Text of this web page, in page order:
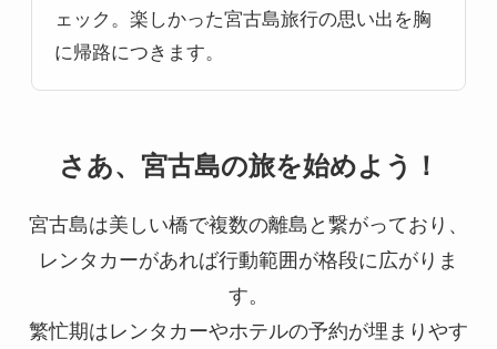
ェック。楽しかった宮古島旅行の思い出を胸
に帰路につきます。
さあ、宮古島の旅を始めよう！
宮古島は美しい橋で複数の離島と繋がっており、
レンタカーがあれば行動範囲が格段に広がりま
す。
繁忙期はレンタカーやホテルの予約が埋まりやす